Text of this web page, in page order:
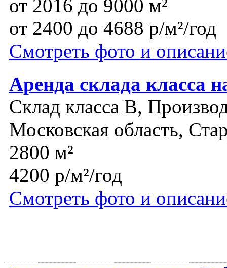
от 2016 до 9000 м²
от 2400 до 4688 р/м²/год
Смотреть фото и
Аренда склада класса
Склад класса B,
Московская область,
2800 м²
4200 р/м²/год
Смотреть фото и